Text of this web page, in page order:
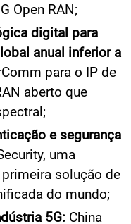
Open RAN;
digital para
anual inferior a
para o IP de
aberto que
e segurança
uma
solução de
do mundo;
5G: China